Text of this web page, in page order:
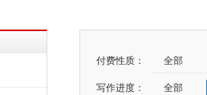
付费性质： 全部
写作进度：
全部